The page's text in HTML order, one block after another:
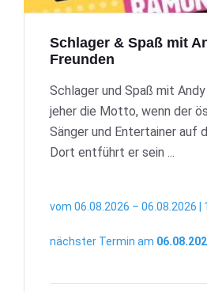
Schlager & Spaß mit
Freunden
Schlager und Spaß mit
jeher die Motto, wenn der
Sänger und Entertainer auf
Dort entführt er sein ...
vom 06.08.2026 – 06.08.2026
nächster Termin am